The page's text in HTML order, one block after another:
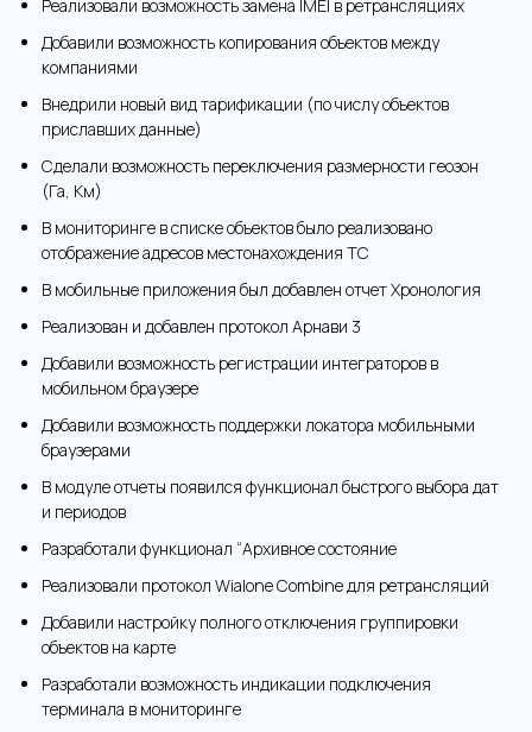
Реализовали возможность замена IMEI в ретрансляциях
Добавили возможность копирования объектов между
компаниями
Внедрили новый вид тарификации (по числу объектов
приславших данные)
Сделали возможность переключения размерности геозон
(Га, Км)
В мониторинге в списке объектов было реализовано
отображение адресов местонахождения ТС
В мобильные приложения был добавлен отчет Хронология
Реализован и добавлен протокол Арнави 3
Добавили возможность регистрации интеграторов в
мобильном браузере
Добавили возможность поддержки локатора мобильными
браузерами
В модуле отчеты появился функционал быстрого выбора дат
и периодов
Разработали функционал “Архивное состояние
Реализовали протокол Wialone Combine для ретрансляций
Добавили настройку полного отключения группировки
объектов на карте
Разработали возможность индикации подключения
терминала в мониторинге